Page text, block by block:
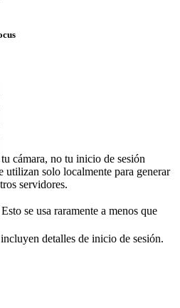
cámara, no tu inicio de sesión
utilizan solo localmente para generar
servidores.
Esto se usa raramente a menos que
detalles de inicio de sesión.